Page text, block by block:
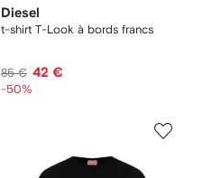
Diesel
t-shirt T-Look à bords francs
85 € 42 €
-50%